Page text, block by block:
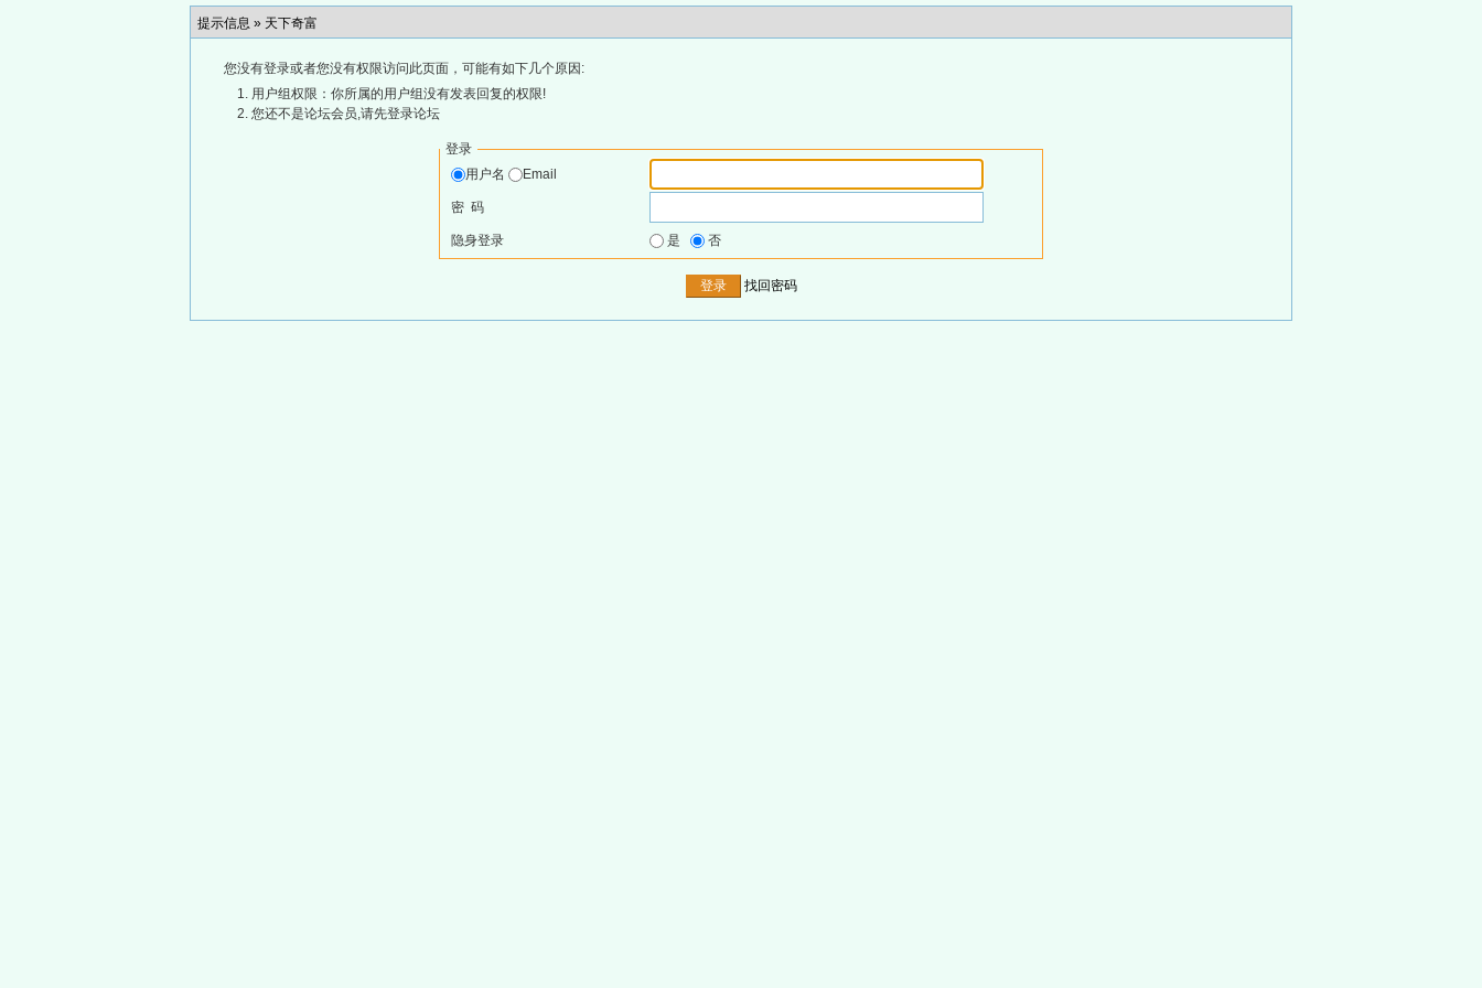
提示信息 » 天下奇富
您没有登录或者您没有权限访问此页面，可能有如下几个原因:
用户组权限：你所属的用户组没有发表回复的权限!
您还不是论坛会员,请先登录论坛
登录
用户名
Email
密 码
隐身登录 是 否
找回密码